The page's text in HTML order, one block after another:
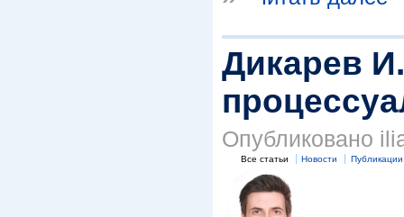
Дикарев
Опубликовано
Все статьи Новости Публикации